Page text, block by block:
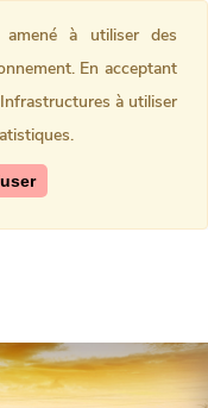
à utiliser des
En acceptant
à utiliser